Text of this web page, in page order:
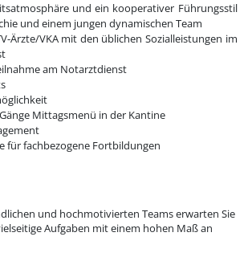
und ein kooperativer Führungsstil
und einem jungen dynamischen Team
Ärzte/VKA mit den üblichen Sozialleistungen im
am Notarztdienst
Mittagsmenü in der Kantine
für fachbezogene Fortbildungen
und hochmotivierten Teams erwarten Sie
Aufgaben mit einem hohen Maß an